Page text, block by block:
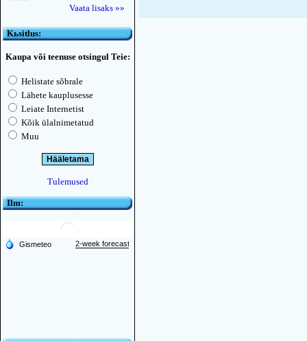
Vaata lisaks »»
Kьsitlus:
Kaupa või teenuse otsingul Teie:
Helistate sõbrale
Lähete kauplusesse
Leiate Internetist
Kõik ülalnimetatud
Muu
Tulemused
Ilm: